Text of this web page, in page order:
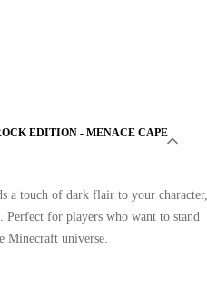
EDITION - MENACE CAPE
a touch of dark flair to your character,
Perfect for players who want to stand
Minecraft universe.